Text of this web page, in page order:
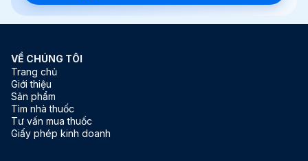
VỀ CHÚNG TÔI
Trang chủ
Giới thiệu
Sản phẩm
Tìm nhà thuốc
Tư vấn mua thuốc
Giấy phép kinh doanh